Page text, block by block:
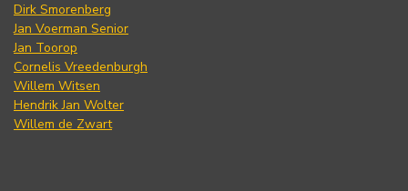
Dirk Smorenberg
Jan Voerman Senior
Jan Toorop
Cornelis Vreedenburgh
Willem Witsen
Hendrik Jan Wolter
Willem de Zwart